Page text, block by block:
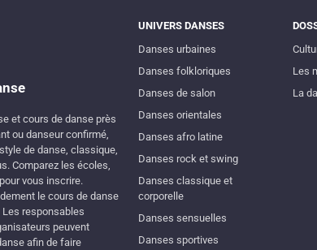
et cours de danse près
ou danseur confirmé,
de danse, classique,
Comparez les écoles,
vous inscrire.
le cours de danse
Les responsables
peuvent
afin de faire
UNIVERS DANSES
Danses urbaines
Danses folkloriques
Danses de salon
Danses orientales
Danses afro latine
Danses rock et swing
Danses classique et
corporelle
Danses sensuelles
Danses sportives
Les
La